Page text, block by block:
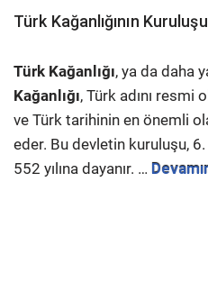
Türk Kağanlığının Kuruluşu
Türk Kağanlığı, ya da daha
Kağanlığı, Türk adını
ve Türk tarihinin en önemli
eder. Bu devletin kuruluşu, 6.
552 yılına dayanır. …